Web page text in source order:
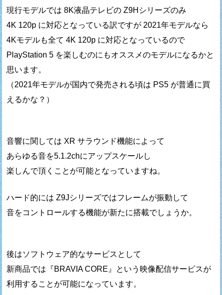
現行モデルでは 8K液晶テレビの Z9Hシリーズのみ
4K 120p に対応となっている訳ですが 2021年モデルなら
4Kモデルも全て 4K 120p に対応となっているので
PlayStation 5 を楽しむのにもオススメのモデルになるかと
思います。
（2021年モデルが国内で発売される頃は PS5 が普通に買
えるかな？）
音響に関しては XR サラウンド機能によって
あらゆる音を5.1.2chにアップスケールし
楽しんで頂くことが可能となっていますね。
ハード的には Z9Jシリーズではフレームが振動して
音をコントロールする機能が新たに搭載でしょうか。
後はソフトウェア的なサービスとして
新商品では『BRAVIA CORE』という映像配信サービスが
利用することが可能になっています。